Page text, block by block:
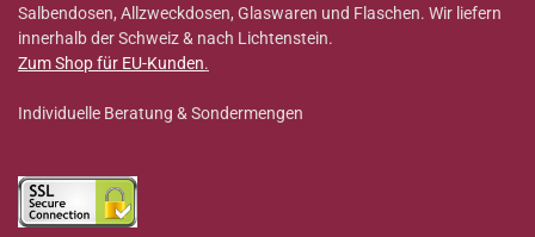
Salbendosen, Allzweckdosen, Glaswaren und Flaschen. Wir liefern
innerhalb der Schweiz & nach Lichtenstein.
Zum Shop für EU-Kunden.
Individuelle Beratung & Sondermengen